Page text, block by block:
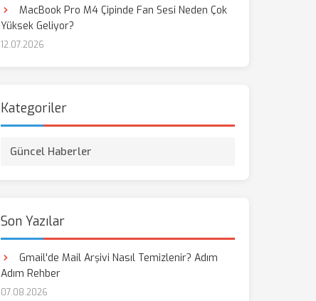
MacBook Pro M4 Çipinde Fan Sesi Neden Çok
Yüksek Geliyor?
12.07.2026
Kategoriler
Güncel Haberler
Son Yazılar
Gmail'de Mail Arşivi Nasıl Temizlenir? Adım
Adım Rehber
07.08.2026